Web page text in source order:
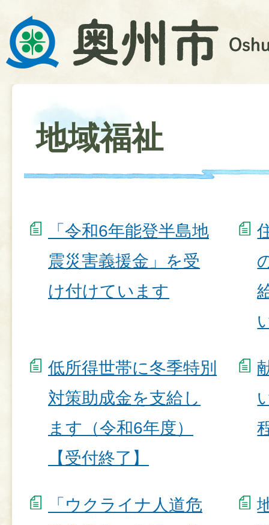
地域福祉
「令和6年能登半島地
震災害義援金」を受
け付けています
低所得世帯に冬季特別
対策助成金を支給し
ます（令和6年度）
【受付終了】
「ウクライナ人道危